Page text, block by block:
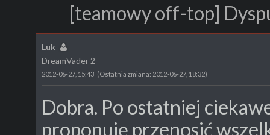
[teamowy off-top]
Luk
DreamVader 2
2012-06-27, 15:43 (Ostatnia zmiana: 2012-06-27, 18:32)
Dobra. Po ostatniej
proponuję przenosić